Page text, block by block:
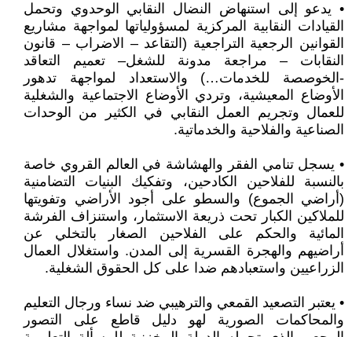
• يدعو إلى استنهاض النضال النقابي الوحدوي وتحمل
القيادات النقابية المركزية لمسؤولياتها لمواجهة مشاريع
القوانين الرجعية التراجعية (التقاعد – الاضراب – قانون
النقابات – مراجعة مدونة للشغل– تعميم التعاقد
-الخوصصة للخدمات…) والاستعداد لمواجهة تدهور
الأوضاع المعيشية، وتردي الأوضاع الاجتماعية والشغلية
للعمال وتجريم العمل النقابي في الكثير من الوحدات
الصناعية والفلاحية والخدماتية.
• يسجل تنامي الفقر والهشاشة في العالم القروي خاصة
بالنسبة للفلاحين الكادحين، وتفكيك البنيات التضامنية
(أراضي الجموع) والسطو على أجود الأراضي وتفويتها
للملاكين الكبار تحت ذريعة الاستثمار، واستنزاف الفرشة
المائية والحكم على الفلاحين الصغار بالتخلي عن
أراضيهم والهجرة القسرية إلى المدن. واستغلال العمال
الزراعيين واستعبادهم ضدا على كل الحقوق الشغلية.
• يعتبر التصعيد القمعي والترهيبي ضد نساء ورجال التعليم
والمحاكمات الصورية لهو دليل قاطع على التصور